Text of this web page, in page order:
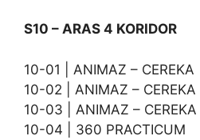
S10 – ARAS 4 KORIDOR
10-01 | ANIMAZ – CEREKA
10-02 | ANIMAZ – CEREKA
10-03 | ANIMAZ – CEREKA
10-04 | 360 PRACTICUM